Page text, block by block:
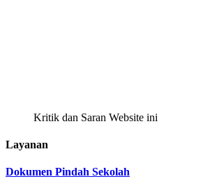
Kritik dan Saran Website ini
Layanan
Dokumen Pindah Sekolah